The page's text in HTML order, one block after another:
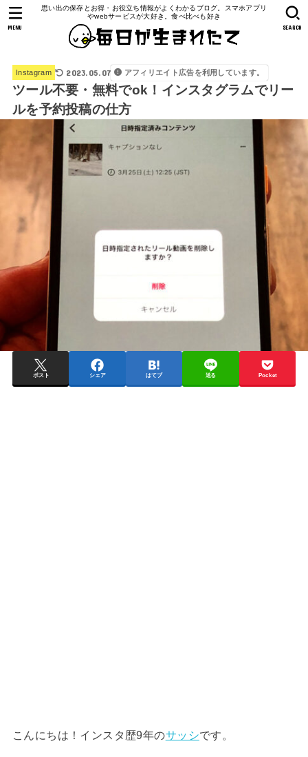
思い出の保存とお得・お役立ち情報がよくわかるブログ。スマホアプリ
やwebサービスが大好き。食べ比べも好き
SEARCH
MENU
Instagram 2023.05.07 アフィリエイト広告を利用しています。
ツール不要・無料でok！インスタグラムでリー
ルを予約投稿の仕方
ポスト シェア はてブ 送る Pocket
こんにちは！インスタ歴9年のサッシです。